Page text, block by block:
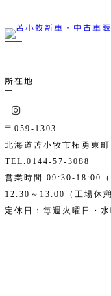
所在地
〒059-1303
北海道苫小牧市拓勇東
TEL.0144-57-3088
営業時間.09:30-18:00（
12:30～13:00（工場休憩
定休日：毎週火曜日・水